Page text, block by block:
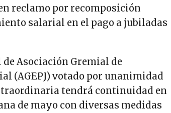
reclamo por recomposición
salarial en el pago a jubiladas
Asociación Gremial de
(AGEPJ) votado por unanimidad
tendrá continuidad en
de mayo con diversas medidas